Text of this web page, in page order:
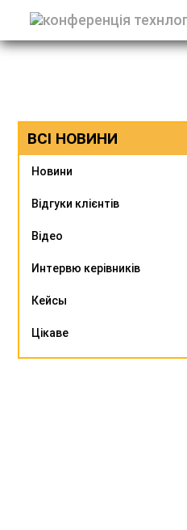
ВСІ НОВИНИ
Новини
Відгуки клієнтів
Відео
Интервю керівників
Кейсы
Цікаве